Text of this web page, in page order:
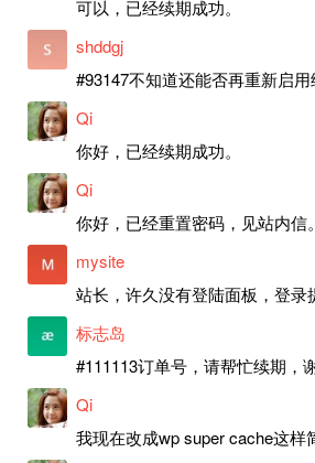
可以，已经续期成功。
shddgj
#93147不知道还能否再重新启
Qi
你好，已经续期成功。
Qi
你好，已经重置密码，见站内信
mysite
标志岛
#111113订单号，请帮忙续期，
Qi
我现在改成wp super cache这样